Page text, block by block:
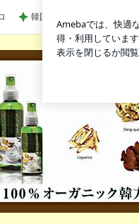
いつもハヌルホス神戸本店
韓国で完全にやってもーた感